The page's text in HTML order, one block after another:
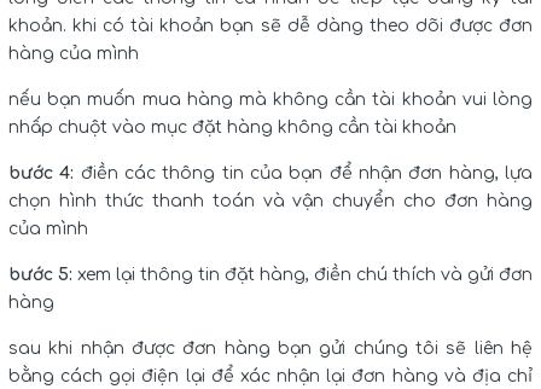
khoản. khi có tài khoản bạn sẽ dễ dàng theo dõi được đơn
hàng của mình
nếu bạn muốn mua hàng mà không cần tài khoản vui lòng
nhấp chuột vào mục đặt hàng không cần tài khoản
bước 4: điền các thông tin của bạn để nhận đơn hàng, lựa
chọn hình thức thanh toán và vận chuyển cho đơn hàng
của mình
bước 5: xem lại thông tin đặt hàng, điền chú thích và gửi đơn
hàng
sau khi nhận được đơn hàng bạn gửi chúng tôi sẽ liên hệ
bằng cách gọi điện lại để xác nhận lại đơn hàng và địa chỉ